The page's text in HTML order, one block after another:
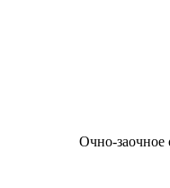
Очно-заочное